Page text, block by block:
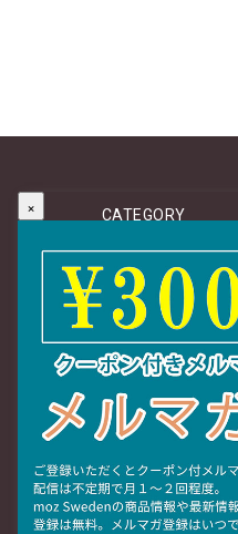
CATEGORY
新商品
テーブルウェア
ステーショナリー
生活雑貨
インテリア
ぬいぐるみ・チャーム
ファッション
ギフト
×